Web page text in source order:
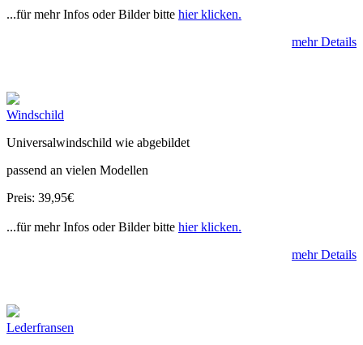
...für mehr Infos oder Bilder bitte hier klicken.
mehr Details
Windschild
Universalwindschild wie abgebildet
passend an vielen Modellen
Preis: 39,95€
...für mehr Infos oder Bilder bitte hier klicken.
mehr Details
Lederfransen